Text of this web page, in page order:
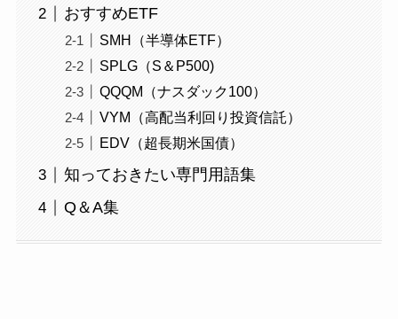
おすすめETF
SMH（半導体ETF）
SPLG（S＆P500)
QQQM（ナスダック100）
VYM（高配当利回り投資信託）
EDV（超長期米国債）
知っておきたい専門用語集
Q＆A集